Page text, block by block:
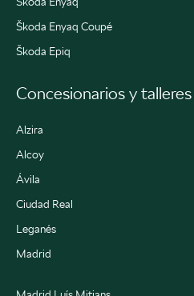
Škoda Enyaq Coupé
Škoda Epiq
Concesionarios y talleres
Alzira
Alcoy
Ávila
Ciudad Real
Leganés
Madrid